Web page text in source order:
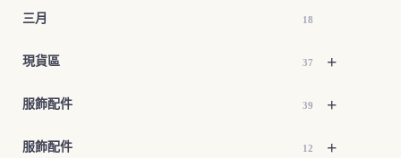
三月 18
+
現貨區 37
+
服飾配件 39
+
服飾配件 12